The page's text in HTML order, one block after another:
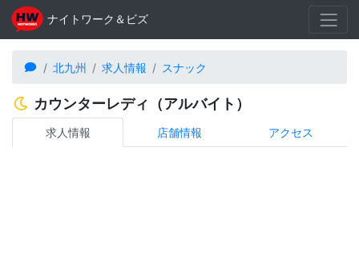
北九州 求人情報 スナック
カウンターレディ（アルバイト）
求人情報 店舗情報 アクセス
ナイトワーク＆ビズ